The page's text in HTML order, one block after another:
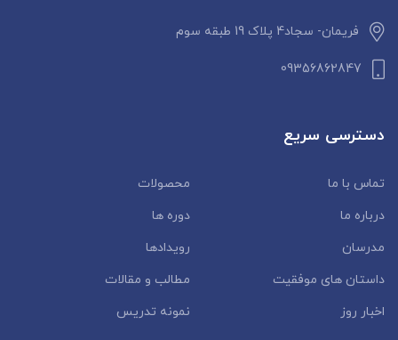
فریمان- سجاد4 پلاک 19 طبقه سوم
09356862847
دسترسی سریع
تماس با ما
محصولات
درباره ما
دوره ها
مدرسان
رویدادها
داستان‌ های موفقیت
مطالب و مقالات
اخبار روز
نمونه تدریس